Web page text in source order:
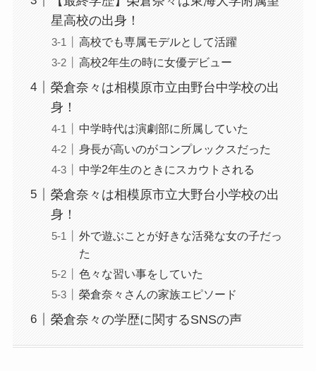
星高校の出身！
高校でも専属モデルとして活躍
高校2年生の時に女優デビュー
榮倉奈々は相模原市立由野台中学校の出
身！
中学時代は演劇部に所属していた
身長が高いのがコンプレックスだった
中学2年生のときにスカウトされる
榮倉奈々は相模原市立大野台小学校の出
身！
外で遊ぶことが好きな活発な女の子だっ
た
色々な習い事をしていた
榮倉奈々さんの家族エピソード
榮倉奈々の学歴に関するSNSの声